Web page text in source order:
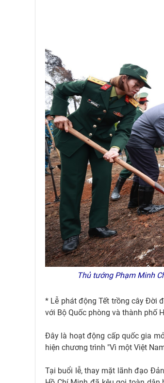
Thủ tướng Phạm Minh
* Lễ phát động Tết trồng cây Đời
với Bộ Quốc phòng và thành phố
Đây là hoạt động cấp quốc gia
hiện chương trình "Vì một Việt
Tại buổi lễ, thay mặt lãnh đạo